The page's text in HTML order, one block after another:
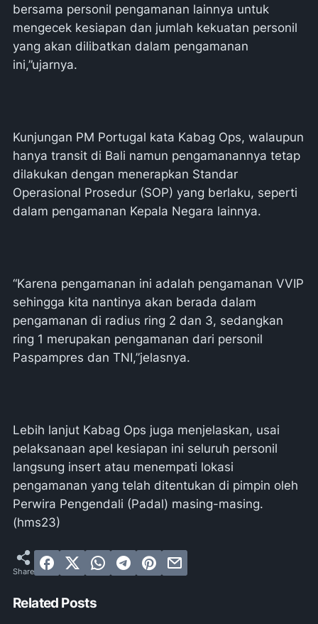
bersama personil pengamanan lainnya untuk
mengecek kesiapan dan jumlah kekuatan personil
yang akan dilibatkan dalam pengamanan
ini,”ujarnya.
Kunjungan PM Portugal kata Kabag Ops, walaupun
hanya transit di Bali namun pengamanannya tetap
dilakukan dengan menerapkan Standar
Operasional Prosedur (SOP) yang berlaku, seperti
dalam pengamanan Kepala Negara lainnya.
“Karena pengamanan ini adalah pengamanan VVIP
sehingga kita nantinya akan berada dalam
pengamanan di radius ring 2 dan 3, sedangkan
ring 1 merupakan pengamanan dari personil
Paspampres dan TNI,”jelasnya.
Lebih lanjut Kabag Ops juga menjelaskan, usai
pelaksanaan apel kesiapan ini seluruh personil
langsung insert atau menempati lokasi
pengamanan yang telah ditentukan di pimpin oleh
Perwira Pengendali (Padal) masing-masing.
(hms23)
Related Posts